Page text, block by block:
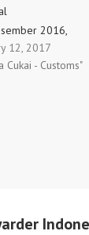
2016,
Perubahan atas
Menteri
12, 2017
Cukai - Customs"